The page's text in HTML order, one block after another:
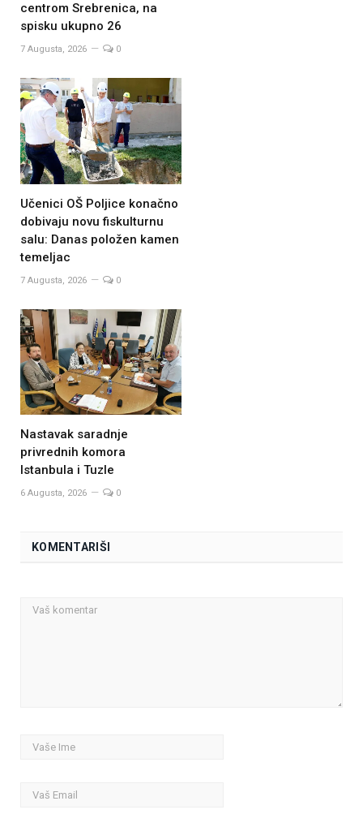
centrom Srebrenica, na
spisku ukupno 26
7 Augusta, 2026 0
Učenici OŠ Poljice konačno
dobivaju novu fiskulturnu
salu: Danas položen kamen
temeljac
7 Augusta, 2026 0
Nastavak saradnje
privrednih komora
Istanbula i Tuzle
6 Augusta, 2026 0
KOMENTARIŠI